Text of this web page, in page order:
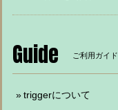
Guide ご利用ガイド
triggerについて